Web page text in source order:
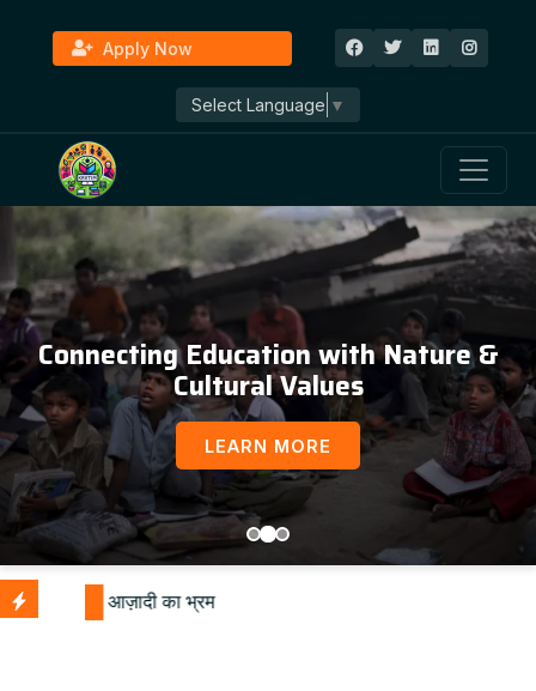
Apply Now
Select Language ▼
Connecting Education with Nature &
Cultural Values
LEARN MORE